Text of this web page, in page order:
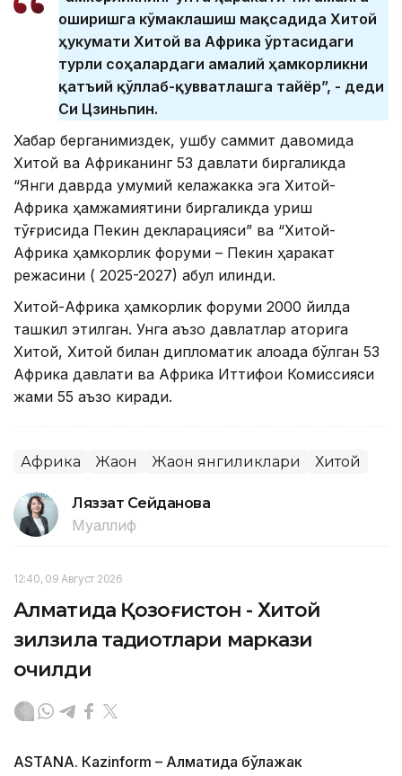
оширишга кўмаклашиш мақсадида Хитой
ҳукумати Хитой ва Африка ўртасидаги
турли соҳалардаги амалий ҳамкорликни
қатъий қўллаб-қувватлашга тайёр”, - деди
Си Цзиньпин.
Хабар берганимиздек, ушбу саммит давомида
Хитой ва Африканинг 53 давлати биргаликда
“Янги даврда умумий келажакка эга Хитой-
Африка ҳамжамиятини биргаликда қуриш
тўғрисида Пекин декларацияси” ва “Хитой-
Африка ҳамкорлик форуми – Пекин ҳаракат
режасини ( 2025-2027) қабул қилинди.
Хитой-Африка ҳамкорлик форуми 2000 йилда
ташкил этилган. Унга аъзо давлатлар қаторига
Хитой, Хитой билан дипломатик алоқада бўлган 53
Африка давлати ва Африка Иттифоқи Комиссияси
жами 55 аъзо киради.
Африка Жаҳон Жаҳон янгиликлари Хитой
Ляззат Сейданова
Муаллиф
12:40, 09 Август 2026
Алматида Қозоғистон - Хитой
зилзила тадқиқотлари маркази
очилди
ASTANА. Кazinform – Алматида бўлажак